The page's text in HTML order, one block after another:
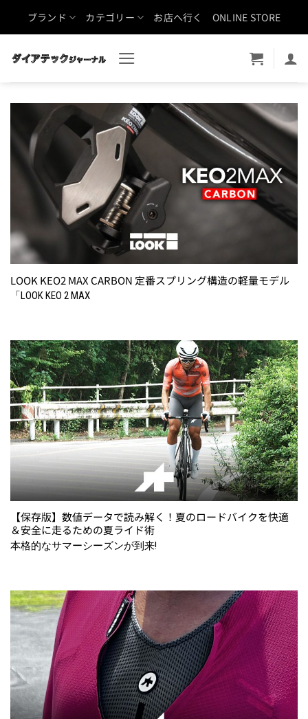
ブランド カテゴリー お店へ行く ONLINE STORE
LOOK KEO2 MAX CARBON 定番スプリング構造の軽量モデル
「LOOK KEO 2 MAX
【保存版】数値データで読み解く！夏のロードバイクを快適
＆安全に走るための夏ライド術
本格的なサマーシーズンが到来!